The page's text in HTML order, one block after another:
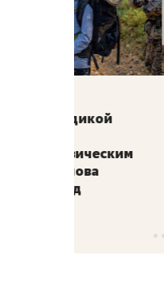
Мексика,
и вагон с
в
«Гонка